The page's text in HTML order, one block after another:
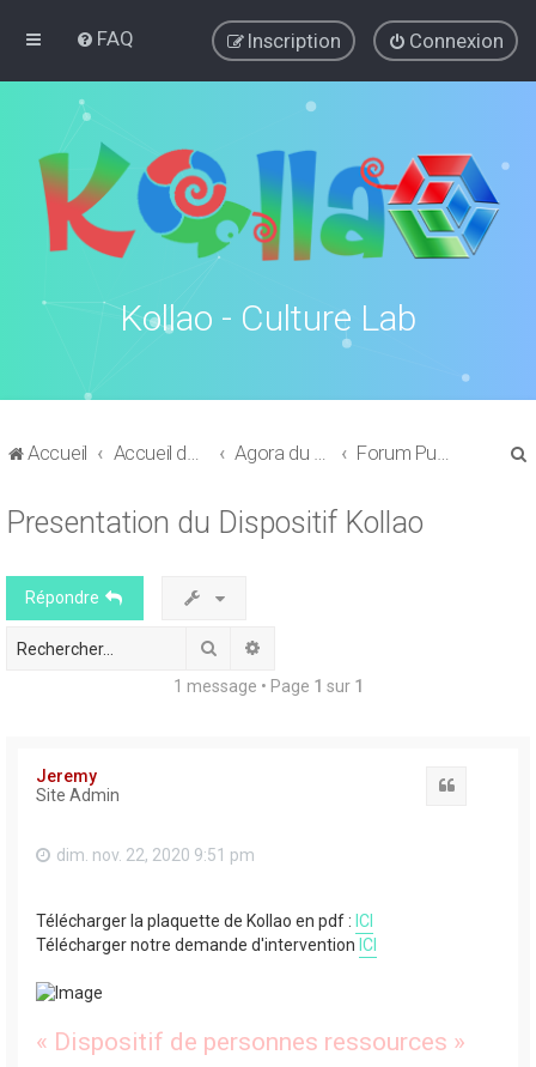
FAQ Connexion
Inscription
Kollao - Culture Lab
Accueil Accueil du forum Agora du Forum Forum Public Culture Lab - Kollao
Presentation du Dispositif Kollao
Répondre
Rechercher
1 message • Page 1 sur 1
Jeremy
Site Admin
dim. nov. 22, 2020 9:51 pm
Télécharger la plaquette de Kollao en pdf : ICI
Télécharger notre demande d'intervention ICI
« Dispositif de personnes ressources »